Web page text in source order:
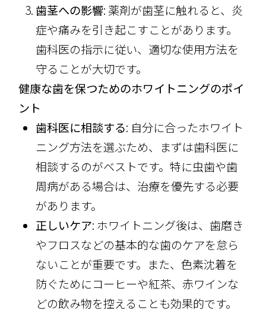
歯茎への影響: 薬剤が歯茎に触れると、炎
症や痛みを引き起こすことがあります。
歯科医の指示に従い、適切な使用方法を
守ることが大切です。
健康な歯を保つためのホワイトニングのポイ
ント
歯科医に相談する: 自分に合ったホワイト
ニング方法を選ぶため、まずは歯科医に
相談するのがベストです。特に虫歯や歯
周病がある場合は、治療を優先する必要
があります。
正しいケア: ホワイトニング後は、歯磨き
やフロスなどの基本的な歯のケアを怠ら
ないことが重要です。また、色素沈着を
防ぐためにコーヒーや紅茶、赤ワインな
どの飲み物を控えることも効果的です。